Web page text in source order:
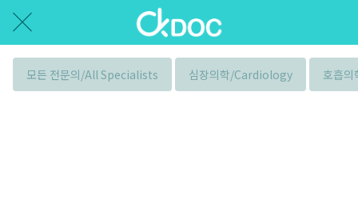
모든 전문의/All Specialists 심장의학/Cardiology 호흡